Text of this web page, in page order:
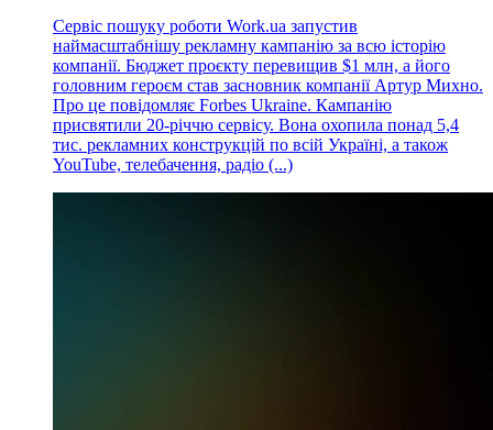
Сервіс пошуку роботи Work.ua запустив
наймасштабнішу рекламну кампанію за всю історію
компанії. Бюджет проєкту перевищив $1 млн, а його
головним героєм став засновник компанії Артур Михно.
Про це повідомляє Forbes Ukraine. Кампанію
присвятили 20-річчю сервісу. Вона охопила понад 5,4
тис. рекламних конструкцій по всій Україні, а також
YouTube, телебачення, радіо (...)